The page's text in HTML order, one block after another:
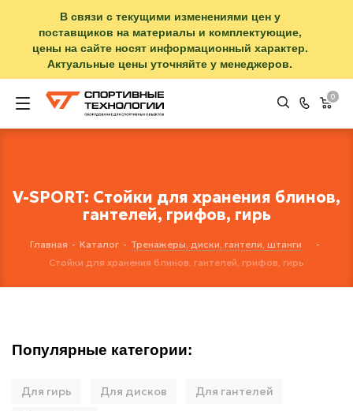
В связи с текущими изменениями цен у
поставщиков на материалы и комплектующие,
цены на сайте носят информационный характер.
Актуальные цены уточняйте у менеджеров.
0
V-SPORT: Стойки для хранения блинов,
гантелей, грифов, гирь
Главная - Каталог - Тренажеры, диски, гантели, штанги
-
Стойки для хранения блинов, гантелей, грифов, гирь
Популярные категории:
Для гирь Для дисков
Для гантелей